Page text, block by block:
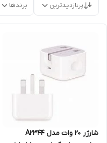
پربازدیدترین برندها
شارژر 20 وات مدل A2344